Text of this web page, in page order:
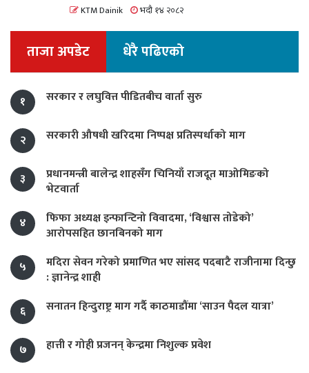
KTM Dainik भदौ १४ २०८२
ताजा अपडेट धेरै पढिएको
१ सरकार र लघुवित्त पीडितबीच वार्ता सुरु
२ सरकारी औषधी खरिदमा निष्पक्ष प्रतिस्पर्धाको माग
३
प्रधानमन्त्री बालेन्द्र शाहसँग चिनियाँ राजदूत माओमिङको
भेटवार्ता
४
फिफा अध्यक्ष इन्फान्टिनो विवादमा, ‘विश्वास तोडेको’
आरोपसहित छानबिनको माग
५
मदिरा सेवन गरेको प्रमाणित भए सांसद पदबाटै राजीनामा दिन्छु
: ज्ञानेन्द्र शाही
६
सनातन हिन्दुराष्ट्र माग गर्दै काठमाडौंमा ‘साउन पैदल यात्रा’
७ हात्ती र गोही प्रजनन् केन्द्रमा निशुल्क प्रवेश